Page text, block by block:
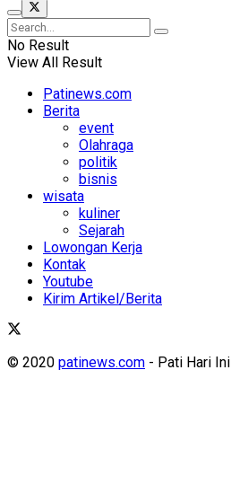
No Result
View All Result
Patinews.com
Berita
event
Olahraga
politik
bisnis
wisata
kuliner
Sejarah
Lowongan Kerja
Kontak
Youtube
Kirim Artikel/Berita
© 2020 patinews.com - Pati Hari Ini